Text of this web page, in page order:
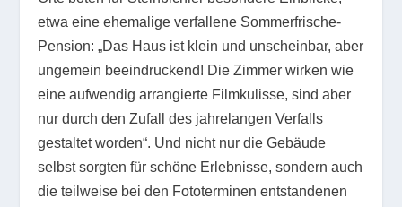
etwa eine ehemalige verfallene Sommerfrische-
Pension: „Das Haus ist klein und unscheinbar, aber
ungemein beeindruckend! Die Zimmer wirken wie
eine aufwendig arrangierte Filmkulisse, sind aber
nur durch den Zufall des jahrelangen Verfalls
gestaltet worden“. Und nicht nur die Gebäude
selbst sorgten für schöne Erlebnisse, sondern auch
die teilweise bei den Fototerminen entstandenen